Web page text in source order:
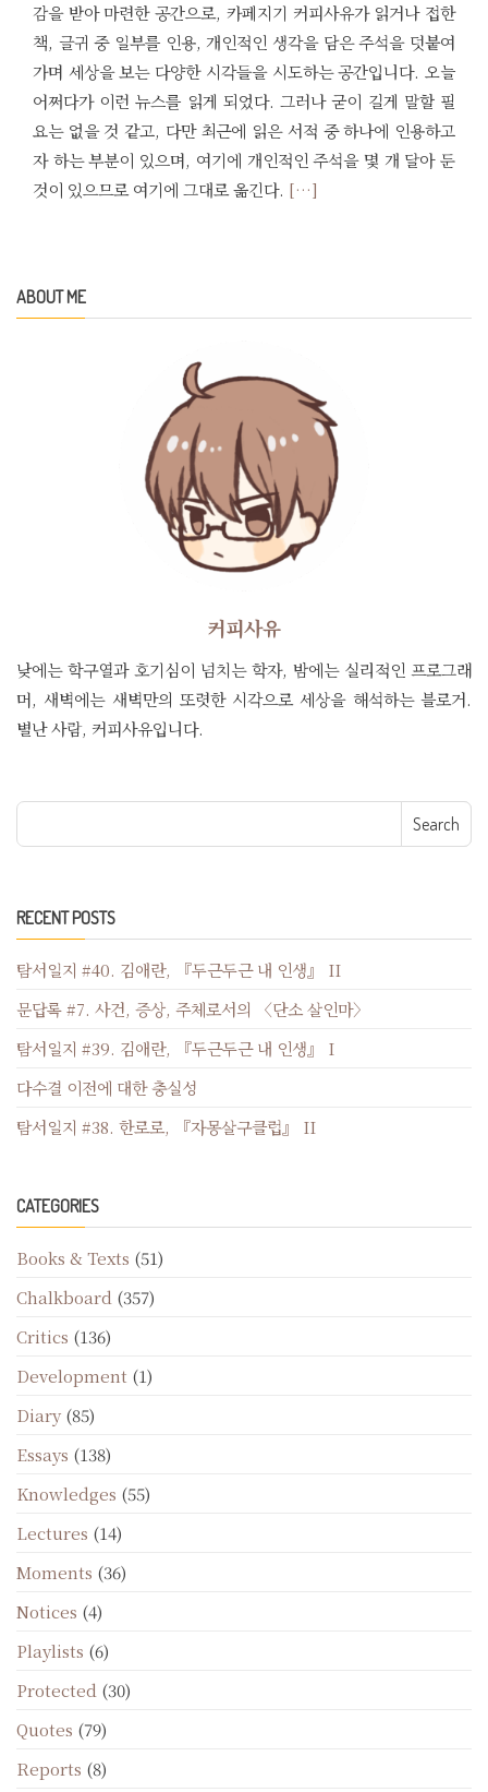
감을 받아 마련한 공간으로, 카페지기 커피사유가 읽거나 접한
책, 글귀 중 일부를 인용, 개인적인 생각을 담은 주석을 덧붙여
가며 세상을 보는 다양한 시각들을 시도하는 공간입니다. 오늘
어쩌다가 이런 뉴스를 읽게 되었다. 그러나 굳이 길게 말할 필
요는 없을 것 같고, 다만 최근에 읽은 서적 중 하나에 인용하고
자 하는 부분이 있으며, 여기에 개인적인 주석을 몇 개 달아 둔
것이 있으므로 여기에 그대로 옮긴다. […]
ABOUT ME
커피사유
낮에는 학구열과 호기심이 넘치는 학자, 밤에는 실리적인 프로그래
머, 새벽에는 새벽만의 또렷한 시각으로 세상을 해석하는 블로거.
별난 사람, 커피사유입니다.
RECENT POSTS
탐서일지 #40. 김애란, 『두근두근 내 인생』 II
문답록 #7. 사건, 증상, 주체로서의 〈단소 살인마〉
탐서일지 #39. 김애란, 『두근두근 내 인생』 I
다수결 이전에 대한 충실성
탐서일지 #38. 한로로, 『자몽살구클럽』 II
CATEGORIES
Books & Texts (51)
Chalkboard (357)
Critics (136)
Development (1)
Diary (85)
Essays (138)
Knowledges (55)
Lectures (14)
Moments (36)
Notices (4)
Playlists (6)
Protected (30)
Quotes (79)
Reports (8)